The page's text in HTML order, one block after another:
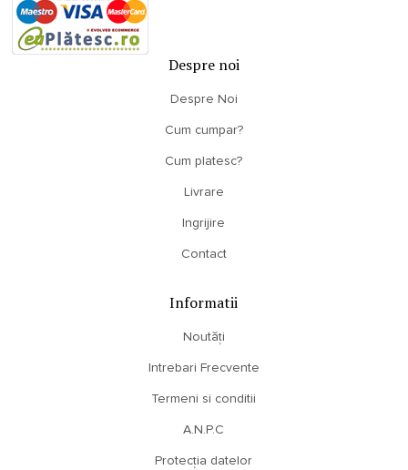
Despre noi
Despre Noi
Cum cumpar?
Cum platesc?
Livrare
Ingrijire
Contact
Informatii
Noutăți
Intrebari Frecvente
Termeni si conditii
A.N.P.C
Protecția datelor